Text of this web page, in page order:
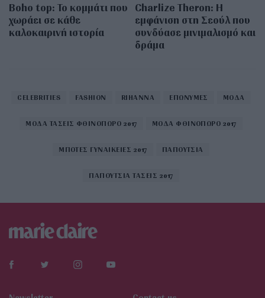
Boho top: Το κομμάτι που
χωράει σε κάθε
καλοκαιρινή ιστορία
Charlize Theron: Η
εμφάνιση στη Σεούλ που
συνδύασε μινιμαλισμό και
δράμα
CELEBRITIES FASHION RIHANNA ΕΠΩΝΥΜΕΣ ΜΟΔΑ
ΜΟΔΑ ΤΑΣΕΙΣ ΦΘΙΝΟΠΩΡΟ 2017 ΜΟΔΑ ΦΘΙΝΟΠΩΡΟ 2017
ΜΠΟΤΕΣ ΓΥΝΑΙΚΕΙΕΣ 2017 ΠΑΠΟΥΤΣΙΑ
ΠΑΠΟΥΤΣΙΑ ΤΑΣΕΙΣ 2017